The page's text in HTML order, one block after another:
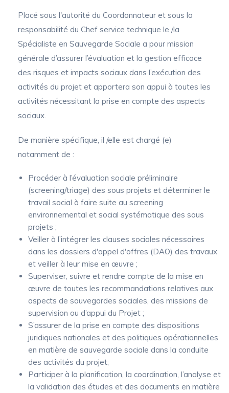
Placé sous l'autorité du Coordonnateur et sous la
responsabilité du Chef service technique le /la
Spécialiste en Sauvegarde Sociale a pour mission
générale d’assurer l’évaluation et la gestion efficace
des risques et impacts sociaux dans l’exécution des
activités du projet et apportera son appui à toutes les
activités nécessitant la prise en compte des aspects
sociaux.
De manière spécifique, il /elle est chargé (e)
notamment de :
Procéder à l’évaluation sociale préliminaire
(screening/triage) des sous projets et déterminer le
travail social à faire suite au screening
environnemental et social systématique des sous
projets ;
Veiller à l’intégrer les clauses sociales nécessaires
dans les dossiers d'appel d'offres (DAO) des travaux
et veiller à leur mise en œuvre ;
Superviser, suivre et rendre compte de la mise en
œuvre de toutes les recommandations relatives aux
aspects de sauvegardes sociales, des missions de
supervision ou d’appui du Projet ;
S’assurer de la prise en compte des dispositions
juridiques nationales et des politiques opérationnelles
en matière de sauvegarde sociale dans la conduite
des activités du projet;
Participer à la planification, la coordination, l’analyse et
la validation des études et des documents en matière